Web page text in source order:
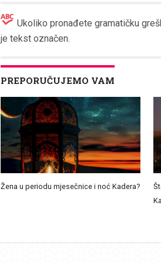
Ukoliko pronađete gramatičku
je tekst označen.
PREPORUČUJEMO VAM
Žena u periodu mjesečnice i noć Kadera?